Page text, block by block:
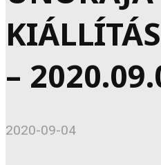
–
2020-09-04